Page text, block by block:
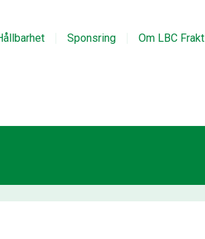
Sponsring Om LBC Frakt